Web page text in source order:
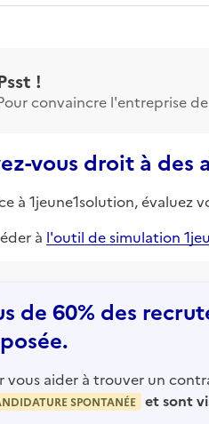
!
convaincre l'entreprise
vous droit à des
à 1jeune1solution, évaluez
à l'outil de simulation
de 60% des
vous aider à trouver un
SPONTANÉE
et sont